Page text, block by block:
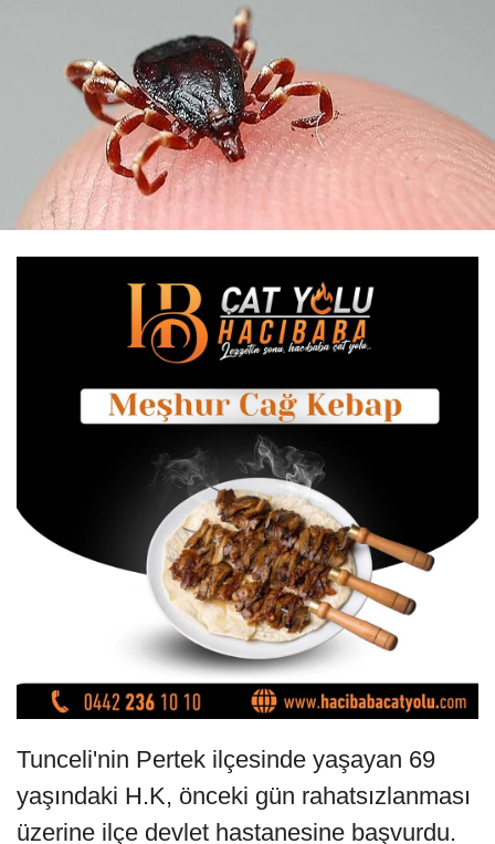
Tunceli'nin Pertek ilçesinde yaşayan 69
yaşındaki H.K, önceki gün rahatsızlanması
üzerine ilçe devlet hastanesine başvurdu.